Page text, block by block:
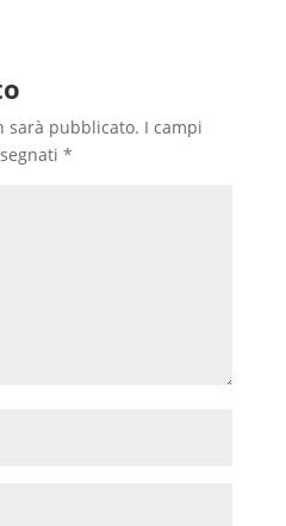
sarà pubblicato. I campi
*